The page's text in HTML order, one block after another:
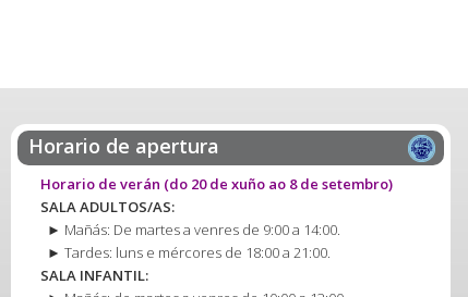
Horario de apertura
Horario de verán (do 20 de xuño ao 8 de setembro)
SALA ADULTOS/AS:
► Mañás: De martes a venres de 9:00 a 14:00.
► Tardes: luns e mércores de 18:00 a 21:00.
SALA INFANTIL: